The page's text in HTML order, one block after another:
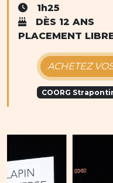
1h25
DÈS 12 ANS
PLACEMENT
ACHETEZ
COORG